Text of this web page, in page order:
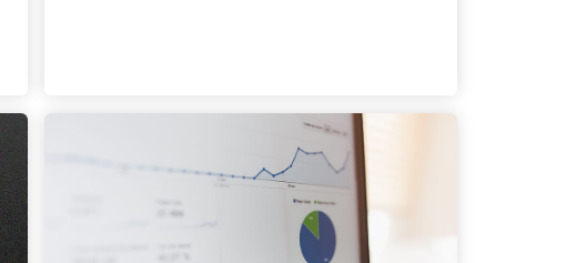
力。1. 人工智能驱动的个性化营销到2025年，AI将
不仅仅是一个辅助工具，它将成为营销策略的核心。
越来越多的营销活动将依赖于机器学习和人工智能来
为消费者提供高度个性化的体验。精准的数据分析、
实时行为预测和定制化内容生成将是主要的发展方
向。例如，基于AI的推荐系统能在消费者的浏览过程